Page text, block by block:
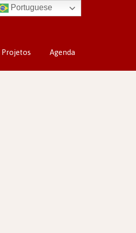
Projetos Agenda
Portuguese